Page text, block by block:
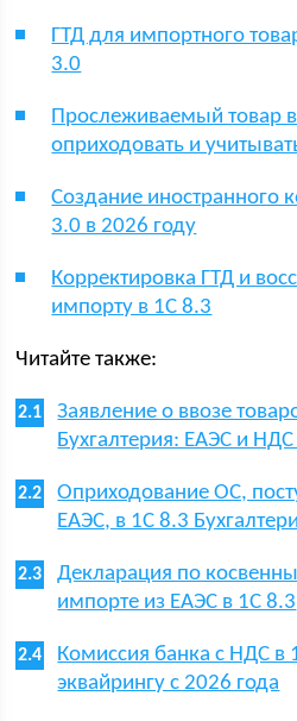
ГТД для импортного
3.0
Прослеживаемый товар
оприходовать и
Создание иностранного
3.0 в 2026 году
Корректировка ГТД и
импорту в 1С 8.3
Читайте также:
Заявление о ввозе
Бухгалтерия: ЕАЭС и НДС
Оприходование ОС,
ЕАЭС, в 1С 8.3
Декларация по
импорте из ЕАЭС в 1С 8.3
Комиссия банка с НДС в
эквайрингу с 2026 года